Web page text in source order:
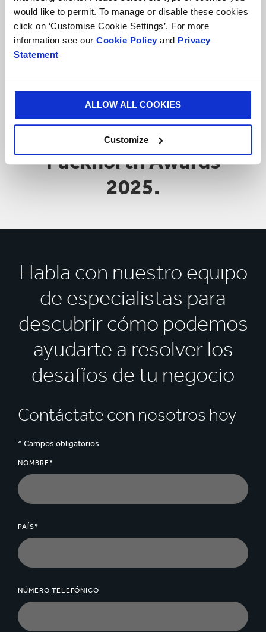
would like to permit. To manage or disable these cookies
click on ‘Customise Cookie Settings’. For more
information see our Cookie Policy and Privacy
Statement
ALLOW ALL COOKIES
Customize
Diseño galardonado
Ganador en la categoría
Elección del Director
Editorial en los
Packnorth Awards
2025.
Habla con nuestro equipo
de especialistas para
descubrir cómo podemos
ayudarte a resolver los
desafíos de tu negocio
Contáctate con nosotros hoy
* Campos obligatorios
NOMBRE*
PAÍS*
NÚMERO TELEFÓNICO